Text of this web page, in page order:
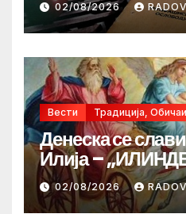
02/08/2026
Вести Традиција,
Денеска се
Илија –
02/08/2026